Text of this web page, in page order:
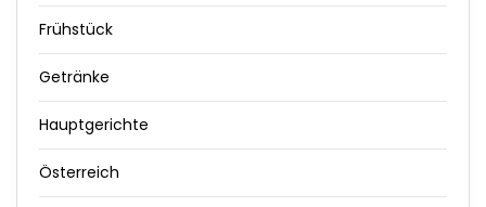
Frühstück
Getränke
Hauptgerichte
Österreich